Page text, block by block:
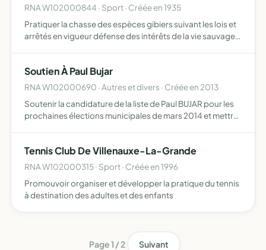
RNA W102000844 · Sport · Créée en 1935
Pratiquer la chasse des espèces gibiers suivant les lois et
arrêtés en vigueur défense des intérêts de la vie sauvage
Soutien À Paul Bujar
RNA W102000690 · Autres et divers · Créée en 2013
Soutenir la candidature de la liste de Paul BUJAR pour les
prochaines élections municipales de mars 2014 et mettre
Tennis Club De Villenauxe-La-Grande
RNA W102000315 · Sport · Créée en 1996
Promouvoir organiser et développer la pratique du tennis
à destination des adultes et des enfants
Page 1 / 2 Suivant